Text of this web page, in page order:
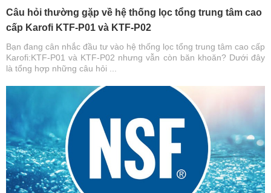
Câu hỏi thường gặp về hệ thống lọc tổng trung tâm cao
cấp Karofi KTF-P01 và KTF-P02
Bạn đang cân nhắc đầu tư vào hệ thống lọc tổng trung tâm cao cấp
Karofi:KTF-P01 và KTF-P02 nhưng vẫn còn băn khoăn? Dưới đây
là tổng hợp những câu hỏi ...